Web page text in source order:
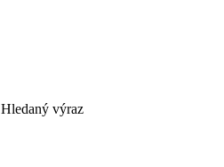
Hledaný výraz